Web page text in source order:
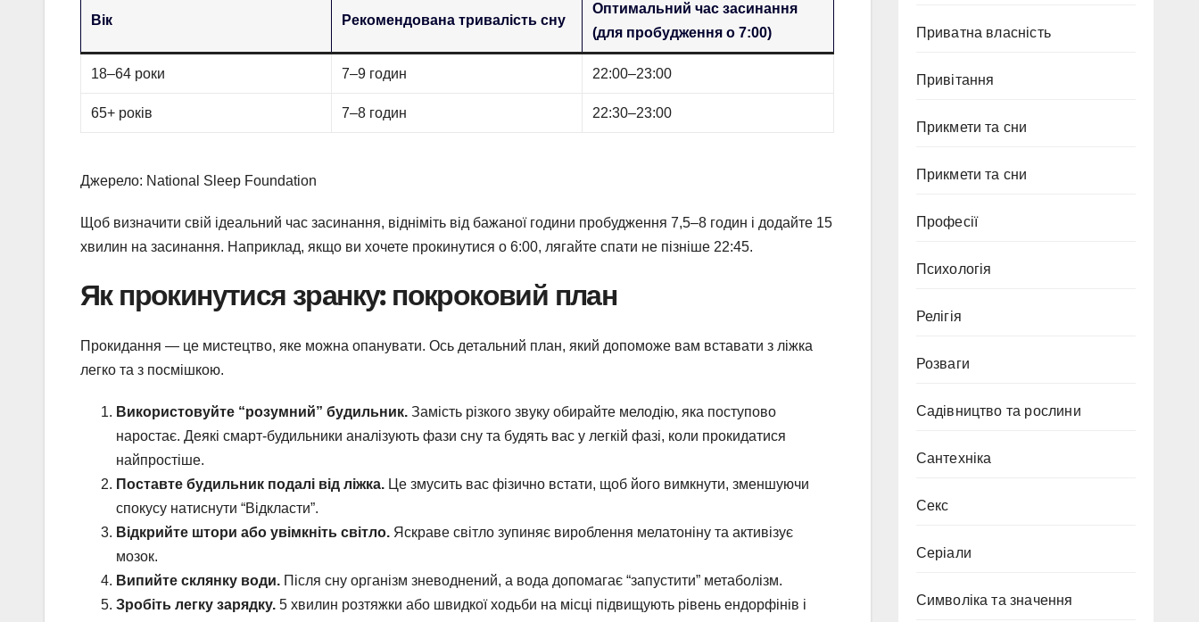
Вік Рекомендована тривалість сну
Оптимальний час засинання
(для пробудження о 7:00)
18–64 роки 7–9 годин 22:00–23:00
65+ років 7–8 годин 22:30–23:00
Джерело: National Sleep Foundation
Щоб визначити свій ідеальний час засинання, відніміть від бажаної години пробудження 7,5–8 годин і додайте 15
хвилин на засинання. Наприклад, якщо ви хочете прокинутися о 6:00, лягайте спати не пізніше 22:45.
Як прокинутися зранку: покроковий план
Прокидання — це мистецтво, яке можна опанувати. Ось детальний план, який допоможе вам вставати з ліжка
легко та з посмішкою.
Використовуйте “розумний” будильник. Замість різкого звуку обирайте мелодію, яка поступово
наростає. Деякі смарт-будильники аналізують фази сну та будять вас у легкій фазі, коли прокидатися
найпростіше.
Поставте будильник подалі від ліжка. Це змусить вас фізично встати, щоб його вимкнути, зменшуючи
спокусу натиснути “Відкласти”.
Відкрийте штори або увімкніть світло. Яскраве світло зупиняє вироблення мелатоніну та активізує
мозок.
Випийте склянку води. Після сну організм зневоднений, а вода допомагає “запустити” метаболізм.
Зробіть легку зарядку. 5 хвилин розтяжки або швидкої ходьби на місці підвищують рівень ендорфінів і
Приватна власність
Привітання
Прикмети та сни
Прикмети та сни
Професії
Психологія
Релігія
Розваги
Садівництво та рослини
Сантехніка
Секс
Серіали
Символіка та значення